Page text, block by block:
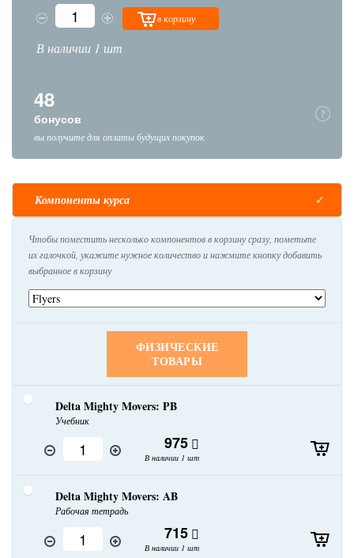
в корзину
В наличии 1 шт
48
бонусов
вы получите для оплаты будущих покупок
Компоненты курса
Чтобы поместить несколько компонентов в корзину сразу, пометьте
их галочкой, укажите нужное количество и нажмите кнопку добавить
выбранное в корзину
ФИЗИЧЕСКИЕ
ТОВАРЫ
Delta Mighty Movers: PB
Учебник
975
В наличии 1 шт
Delta Mighty Movers: AB
Рабочая тетрадь
715
В наличии 1 шт